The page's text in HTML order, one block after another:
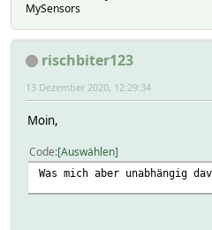
MySensors
rischbiter123
13 Dezember 2020, 12:29:34
Moin,
Code Auswählen
Was mich aber unabhängig